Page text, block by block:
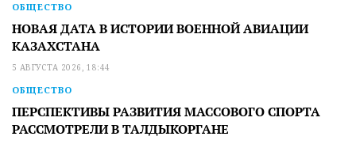
ОБЩЕСТВО
НОВАЯ ДАТА В ИСТОРИИ ВОЕННОЙ АВИАЦИИ
КАЗАХСТАНА
5 АВГУСТА 2026, 18:44
ОБЩЕСТВО
ПЕРСПЕКТИВЫ РАЗВИТИЯ МАССОВОГО СПОРТА
РАССМОТРЕЛИ В ТАЛДЫКОРГАНЕ